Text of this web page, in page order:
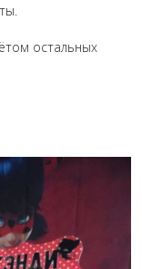
остальных